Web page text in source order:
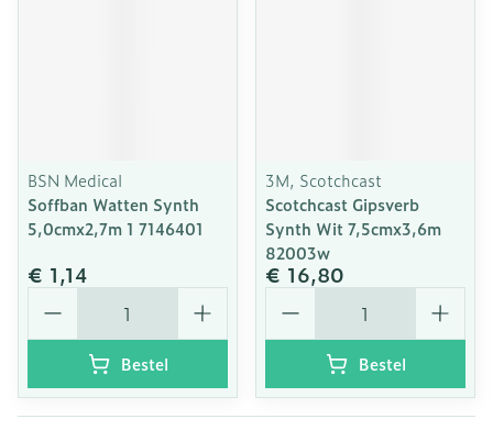
BSN Medical
Soffban Watten Synth
5,0cmx2,7m 1 7146401
€ 1,14
Aantal
Bestel
3M, Scotchcast
Scotchcast Gipsverb
Synth Wit 7,5cmx3,6m
82003w
€ 16,80
Aantal
Bestel